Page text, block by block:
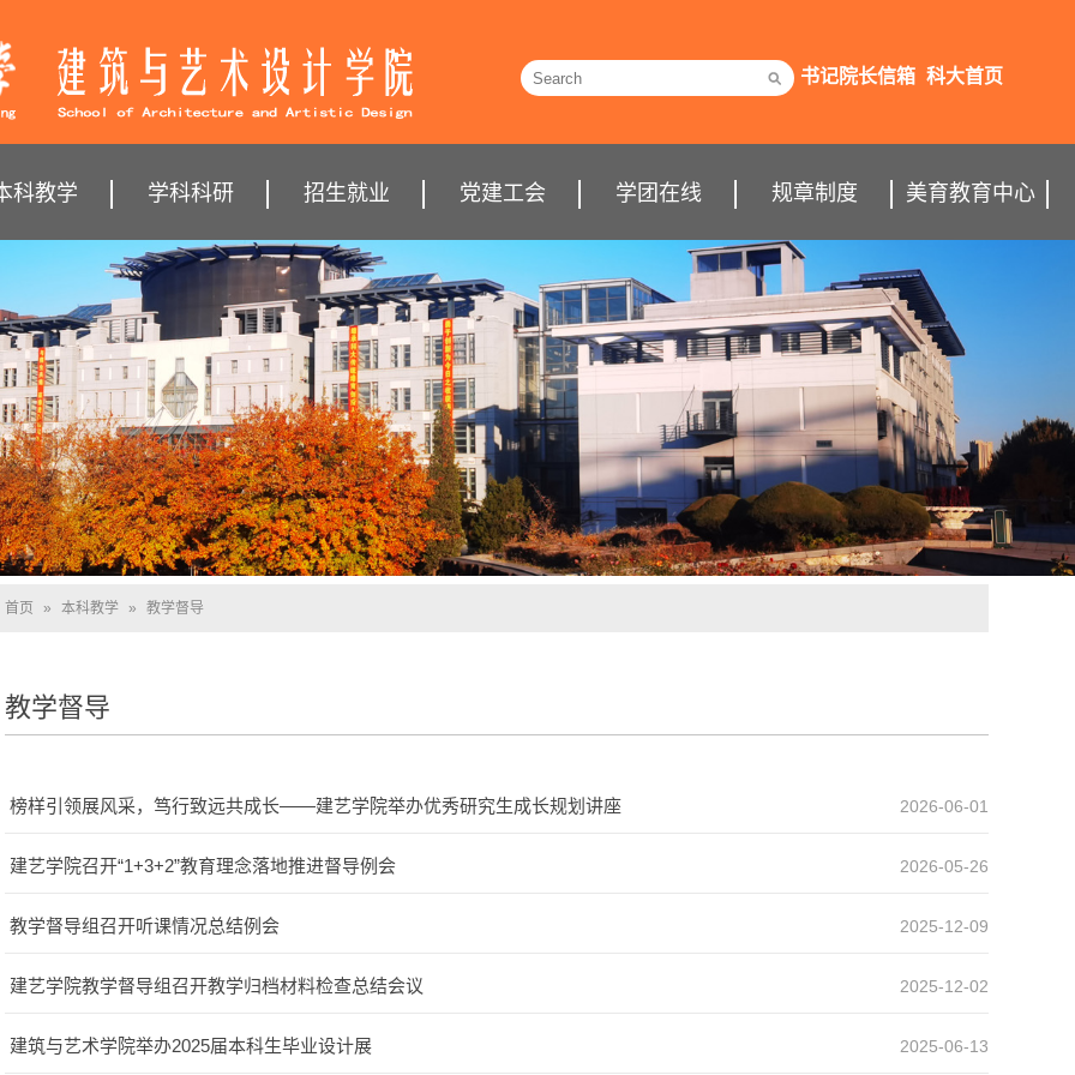
书记院长信箱 科大首页
科教学 学科科研 招生就业 党建工会 学团在线 规章制度 美育教育中心
首页 » 本科教学 » 教学督导
教学督导
2026-06-01
榜样引领展风采，笃行致远共成长——建艺学院举办优秀研究生成长规划讲座
2026-05-26
建艺学院召开“1+3+2”教育理念落地推进督导例会
2025-12-09
教学督导组召开听课情况总结例会
2025-12-02
建艺学院教学督导组召开教学归档材料检查总结会议
2025-06-13
建筑与艺术学院举办2025届本科生毕业设计展